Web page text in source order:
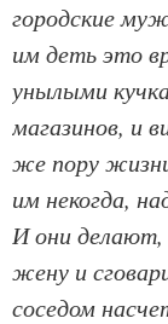
городские
им деть это
унылыми
магазинов, и
же пору
им некогда,
И они делают,
жену и
соседом